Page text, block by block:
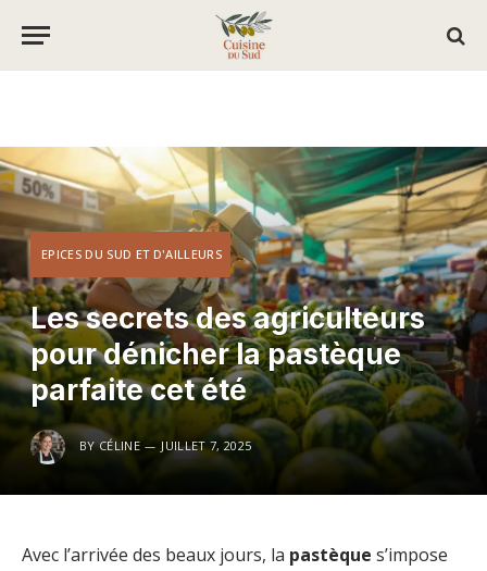
EPICES DU SUD ET D'AILLEURS
Les secrets des agriculteurs
pour dénicher la pastèque
parfaite cet été
BY CÉLINE JUILLET 7, 2025
Avec l’arrivée des beaux jours, la pastèque s’impose